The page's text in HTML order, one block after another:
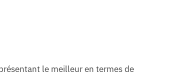
le meilleur en termes de